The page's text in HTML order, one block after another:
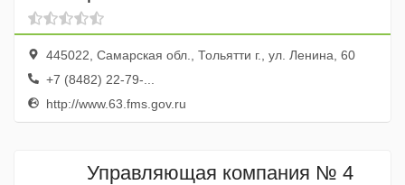
445022, Самарская обл., Тольятти г., ул. Ленина, 60
+7 (8482) 22-79-...
http://www.63.fms.gov.ru
Управляющая компания № 4